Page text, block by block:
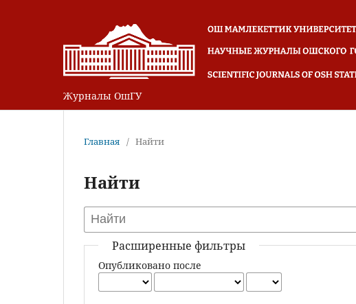
Журналы ОшГУ
Главная / Найти
Найти
Расширенные фильтры
Опубликовано после